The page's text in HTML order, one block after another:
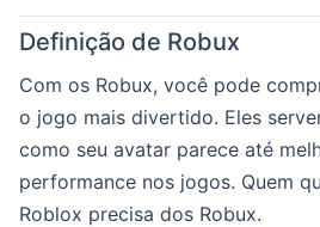
Definição de Robux
Com os Robux, você pode
o jogo mais divertido. Eles
como seu avatar parece até
performance nos jogos. Quem
Roblox precisa dos Robux.